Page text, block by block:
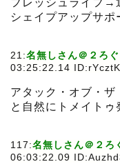
フレッシュライフ→
シェイプアップサ
21:名無しさん＠２ろ
03:25:22.14
アタック・オブ・ザ
と自然にトメイトゥ
117:名無しさん＠２ろ
06:03:22.09